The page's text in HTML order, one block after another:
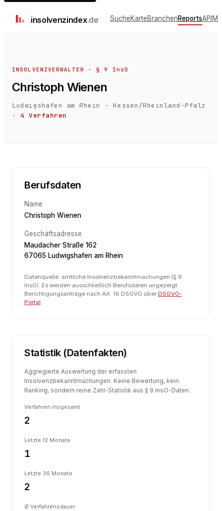
insolvenzindex.de SucheKarteBranchenReportsAPI
INSOLVENZVERWALTER · § 9 InsO
Christoph Wienen
Ludwigshafen am Rhein ·Hessen/Rheinland-Pfalz
·
4 Verfahren
Berufsdaten
Name
Christoph Wienen
Geschäftsadresse
Maudacher Straße 162
67065 Ludwigshafen am Rhein
Datenquelle: amtliche Insolvenzbekanntmachungen (§ 9
InsO). Es werden ausschließlich Berufsdaten angezeigt.
Berichtigungsanträge nach Art. 16 DSGVO über DSGVO-
Portal.
Statistik (Datenfakten)
Aggregierte Auswertung der erfassten
Insolvenzbekanntmachungen. Keine Bewertung, kein
Ranking, sondern reine Zähl-Statistik aus § 9 InsO-Daten.
Verfahren insgesamt
2
Letzte 12 Monate
1
Letzte 36 Monate
2
Ø Verfahrensdauer